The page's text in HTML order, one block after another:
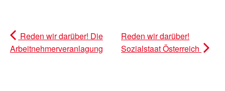
Reden wir darüber! Die
Arbeitnehmerveranlagung
Reden wir darüber!
Sozialstaat Österreich